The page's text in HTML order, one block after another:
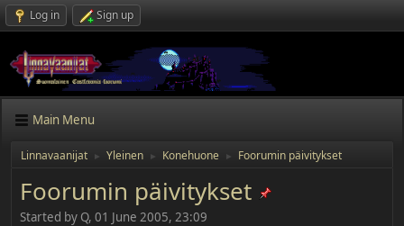
Log in Sign up
Main Menu
Linnavaanijat ► Yleinen ► Konehuone ► Foorumin päivitykset
Foorumin päivitykset
Started by Q, 01 June 2005, 23:09